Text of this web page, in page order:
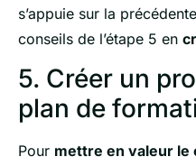
s’appuie sur la
conseils de l’étape 5 en
5. Créer un
plan de
Pour mettre en valeur le